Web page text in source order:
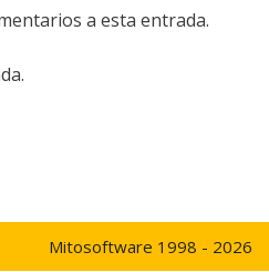
a esta entrada.
Mitosoftware 1998 - 2026